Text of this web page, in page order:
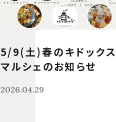
5/9(土)春のキドック
マルシェのお知らせ
2026.04.29